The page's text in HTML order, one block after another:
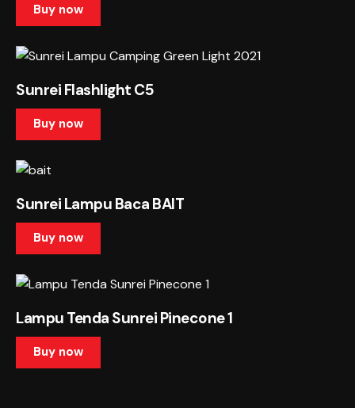
Buy now
Sunrei Flashlight C5
Buy now
Sunrei Lampu Baca BAIT
Buy now
Lampu Tenda Sunrei Pinecone 1
Buy now